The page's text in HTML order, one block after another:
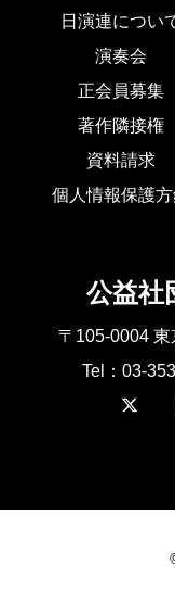
日演連につい
演奏会
正会員募集
著作隣接権
資料請求
個人情報保護
公益社
〒105-0004
Tel：03-